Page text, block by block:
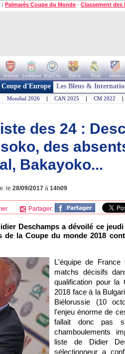
: Palmarès Coupe du Monde - Classement des
Arsenal Liverpool ManCity Barca Real Atletico
Coupe d'Europe Les Bleus &
Mondial 2026 | CAN 2025 | CM 2022 |
des 24 :
des
Bakayoko...
le 28/09/2017 à 14h09
Partager:
Deschamps a dévoilé ce
la Coupe du monde 2018
L'équipe de France
matchs décisifs
qualification pour la
2018 face à la
Biélorussie (10
l'enjeu énorme de
fallait donc pas
chamboulements
liste de Didier
sélectionneur a